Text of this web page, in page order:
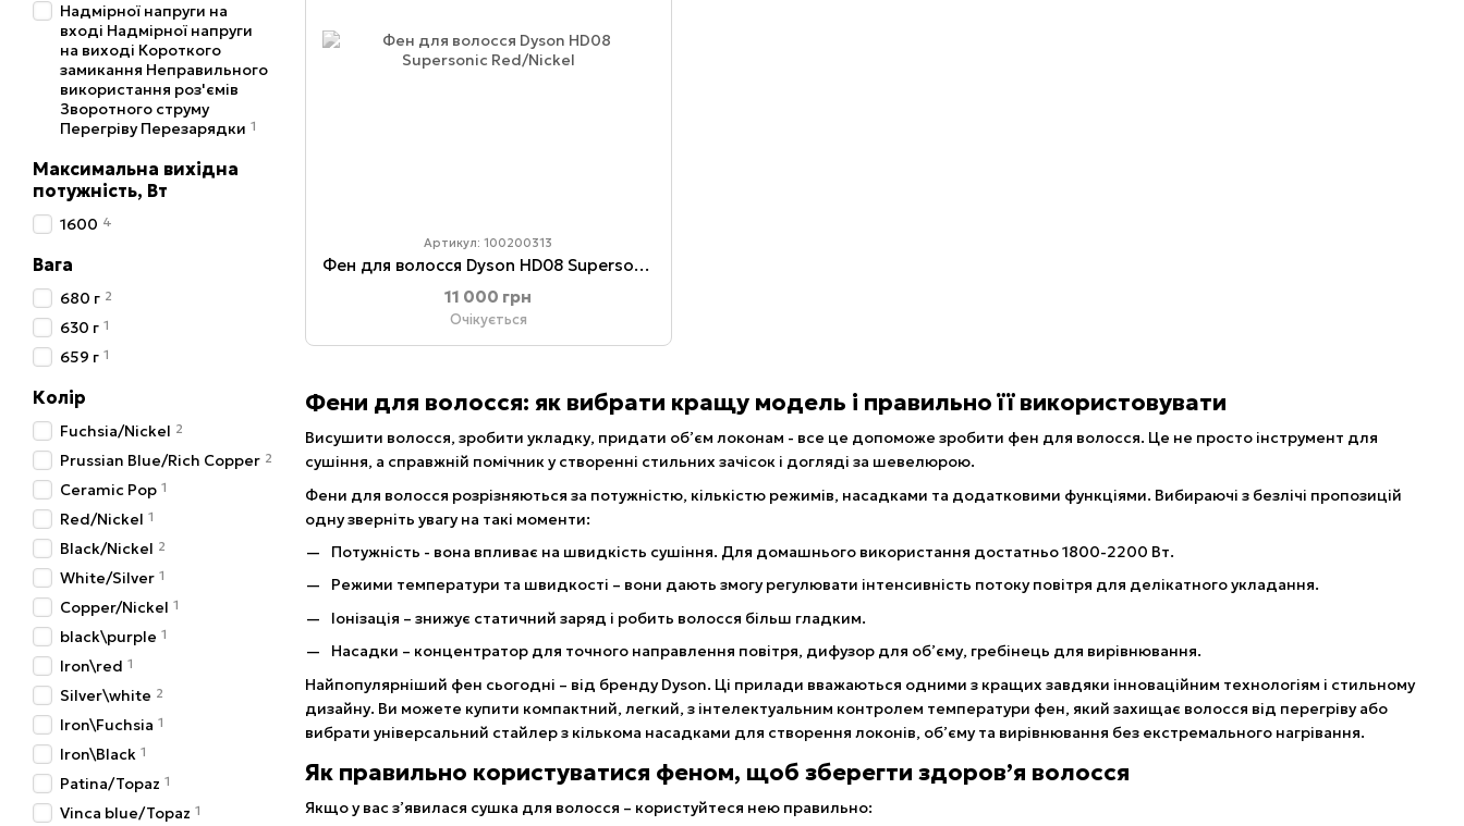
Фени для волосся: як вибрати кращу модель і правильно її використовувати
Висушити волосся, зробити укладку, придати об’єм локонам - все це допоможе зробити фен для волосся. Це не просто інструмент для
сушіння, а справжній помічник у створенні стильних зачісок і догляді за шевелюрою.
Фени для волосся розрізняються за потужністю, кількістю режимів, насадками та додатковими функціями. Вибираючі з безлічі пропозицій
одну зверніть увагу на такі моменти:
Потужність - вона впливає на швидкість сушіння. Для домашнього використання достатньо 1800-2200 Вт.
Режими температури та швидкості – вони дають змогу регулювати інтенсивність потоку повітря для делікатного укладання.
Іонізація – знижує статичний заряд і робить волосся більш гладким.
Насадки – концентратор для точного направлення повітря, дифузор для об’єму, гребінець для вирівнювання.
Найпопулярніший фен сьогодні – від бренду Dyson. Ці прилади вважаються одними з кращих завдяки інноваційним технологіям і стильному
дизайну. Ви можете купити компактний, легкий, з інтелектуальним контролем температури фен, який захищає волосся від перегріву або
вибрати універсальний стайлер з кількома насадками для створення локонів, об’єму та вирівнювання без екстремального нагрівання.
Як правильно користуватися феном, щоб зберегти здоров’я волосся
Якщо у вас з’явилася сушка для волосся – користуйтеся нею правильно:
Артикул: 100200313
Фен для волосся Dyson HD08 Supersonic Red/Nickel
11 000 грн
Очікується
Надмірної напруги на
вході Надмірної напруги
на виході Короткого
замикання Неправильного
використання роз'ємів
Зворотного струму
Перегріву Перезарядки 1
Максимальна вихідна
потужність, Вт
1600 4
Вага
680 г 2
630 г 1
659 г 1
Колір
Fuchsia/Nickel 2
Prussian Blue/Rich Copper 2
Ceramic Pop 1
Red/Nickel 1
Black/Nickel 2
White/Silver 1
Copper/Nickel 1
black\purple 1
Iron\red 1
Silver\white 2
Iron\Fuchsia 1
Iron\Black 1
Patina/Topaz 1
Vinca blue/Topaz 1